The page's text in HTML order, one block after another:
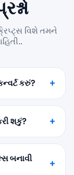
વિશે તમને
કરું?
શકું?
બનાવી